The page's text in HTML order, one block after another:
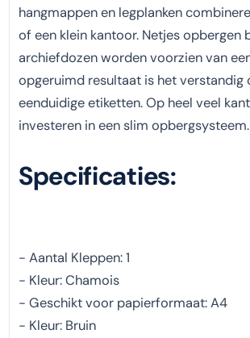
hangmappen en legplanken
of een klein kantoor. Netjes
archiefdozen worden voorzien van
opgeruimd resultaat is het
eenduidige etiketten. Op heel veel
investeren in een slim opbergsysteem.
Specificaties:
- Aantal Kleppen: 1
- Kleur: Chamois
- Geschikt voor papierformaat: A4
- Kleur: Bruin